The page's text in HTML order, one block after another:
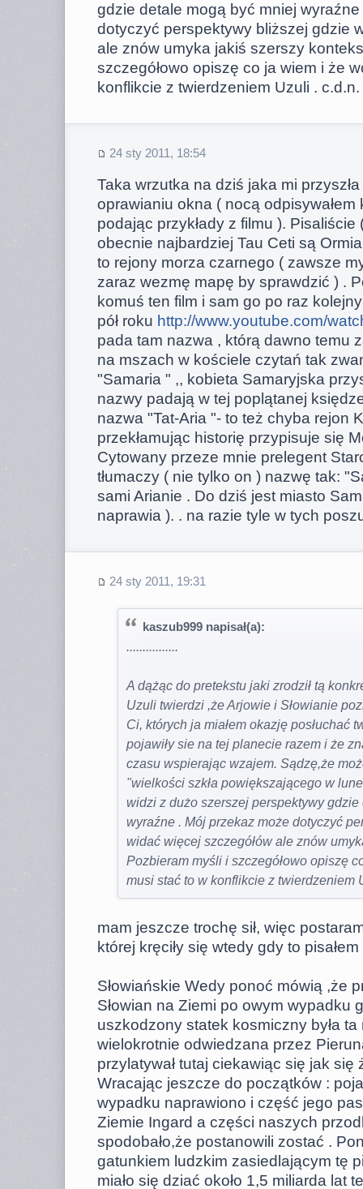
gdzie detale mogą być mniej
dotyczyć perspektywy bliższej gdzie
ale znów umyka jakiś szerszy
szczegółowo opiszę co ja wiem i że
konflikcie z twierdzeniem Uzuli . c.d.n.
24 sty 2011, 18:54
Taka wrzutka na dziś jaka mi
oprawianiu okna ( nocą
podając przykłady z filmu ).
obecnie najbardziej Tau Ceti są
to rejony morza czarnego ( zawsze
zaraz wezmę mapę by sprawdzić ) .
komuś ten film i sam go po raz
pół roku http://www.youtube.com/
pada tam nazwa , którą dawno temu
na mszach w kościele czytań tak
"Samaria " ,, kobieta Samaryjska
nazwy padają w tej poplątanej
nazwa "Tat-Aria "- to też chyba rejon
przekłamując historię przypisuje się
Cytowany przeze mnie prelegent
tłumaczy ( nie tylko on ) nazwę tak:
sami Arianie . Do dziś jest miasto
naprawia ). . na razie tyle w tych
24 sty 2011, 19:31
kaszub999 napisał(a):
................
A dążąc do pretekstu jaki zrodził tą
Uzuli twierdzi ,że Arjowie i Słowianie
Ci, których ja miałem okazję posłuchać
pojawiły sie na tej planecie razem i że
czasu wspierając wzajem. Sądzę,że
"wielkości szkła powiększającego w
widzi z dużo szerszej perspektywy
wyraźne . Mój przekaz może dotyczyć
widać więcej szczegółów ale znów
Pozbieram myśli i szczegółowo opiszę
musi stać to w konflikcie z twierdzeniem
mam jeszcze trochę sił, więc
której kręciły się wtedy gdy to
Słowiańskie Wedy ponoć mówią ,że
Słowian na Ziemi po owym wypadku
uszkodzony statek kosmiczny była
wielokrotnie odwiedzana przez
przylatywał tutaj ciekawiąc się jak się
Wracając jeszcze do początków :
wypadku naprawiono i część jego
Ziemie Ingard a części naszych
spodobało,że postanowili zostać .
gatunkiem ludzkim zasiedlającym tę
miało się dziać około 1,5 miliarda lat